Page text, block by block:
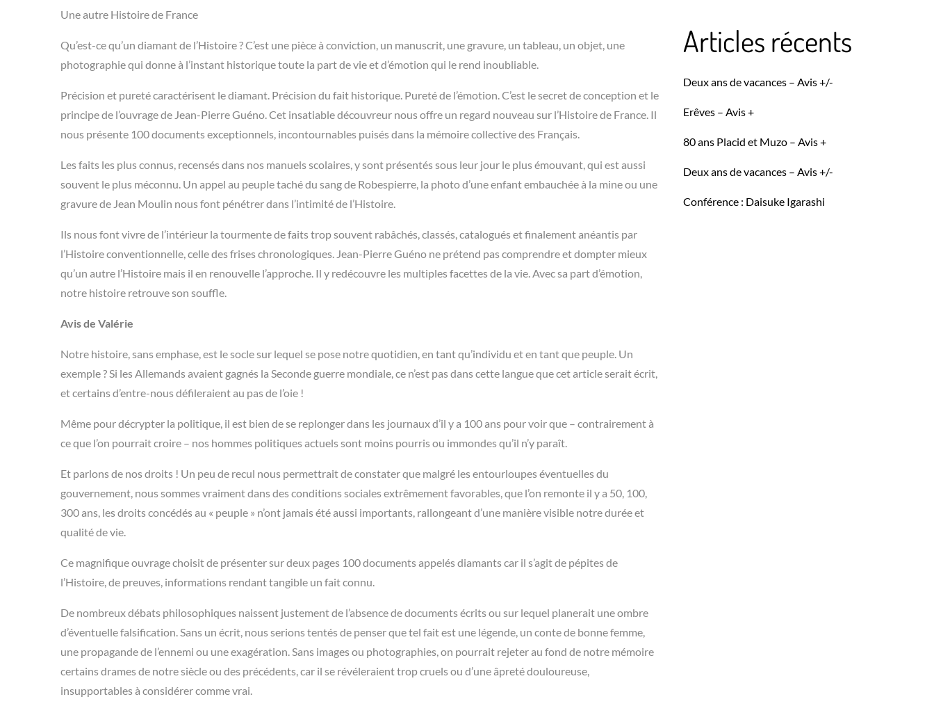
Une autre Histoire de France
Qu’est-ce qu’un diamant de l’Histoire ? C’est une pièce à conviction, un manuscrit, une gravure, un tableau, un objet, une
photographie qui donne à l’instant historique toute la part de vie et d’émotion qui le rend inoubliable.
Précision et pureté caractérisent le diamant. Précision du fait historique. Pureté de l’émotion. C’est le secret de conception et le
principe de l’ouvrage de Jean-Pierre Guéno. Cet insatiable découvreur nous offre un regard nouveau sur l’Histoire de France. Il
nous présente 100 documents exceptionnels, incontournables puisés dans la mémoire collective des Français.
Les faits les plus connus, recensés dans nos manuels scolaires, y sont présentés sous leur jour le plus émouvant, qui est aussi
souvent le plus méconnu. Un appel au peuple taché du sang de Robespierre, la photo d’une enfant embauchée à la mine ou une
gravure de Jean Moulin nous font pénétrer dans l’intimité de l’Histoire.
Ils nous font vivre de l’intérieur la tourmente de faits trop souvent rabâchés, classés, catalogués et finalement anéantis par
l’Histoire conventionnelle, celle des frises chronologiques. Jean-Pierre Guéno ne prétend pas comprendre et dompter mieux
qu’un autre l’Histoire mais il en renouvelle l’approche. Il y redécouvre les multiples facettes de la vie. Avec sa part d’émotion,
notre histoire retrouve son souffle.
Avis de Valérie
Notre histoire, sans emphase, est le socle sur lequel se pose notre quotidien, en tant qu’individu et en tant que peuple. Un
exemple ? Si les Allemands avaient gagnés la Seconde guerre mondiale, ce n’est pas dans cette langue que cet article serait écrit,
et certains d’entre-nous défileraient au pas de l’oie !
Même pour décrypter la politique, il est bien de se replonger dans les journaux d’il y a 100 ans pour voir que – contrairement à
ce que l’on pourrait croire – nos hommes politiques actuels sont moins pourris ou immondes qu’il n’y paraît.
Et parlons de nos droits ! Un peu de recul nous permettrait de constater que malgré les entourloupes éventuelles du
gouvernement, nous sommes vraiment dans des conditions sociales extrêmement favorables, que l’on remonte il y a 50, 100,
300 ans, les droits concédés au « peuple » n’ont jamais été aussi importants, rallongeant d’une manière visible notre durée et
qualité de vie.
Ce magnifique ouvrage choisit de présenter sur deux pages 100 documents appelés diamants car il s’agit de pépites de
l’Histoire, de preuves, informations rendant tangible un fait connu.
De nombreux débats philosophiques naissent justement de l’absence de documents écrits ou sur lequel planerait une ombre
d’éventuelle falsification. Sans un écrit, nous serions tentés de penser que tel fait est une légende, un conte de bonne femme,
une propagande de l’ennemi ou une exagération. Sans images ou photographies, on pourrait rejeter au fond de notre mémoire
certains drames de notre siècle ou des précédents, car il se révéleraient trop cruels ou d’une âpreté douloureuse,
insupportables à considérer comme vrai.
Articles récents
Deux ans de vacances – Avis +/-
Erêves – Avis +
80 ans Placid et Muzo – Avis +
Deux ans de vacances – Avis +/-
Conférence : Daisuke Igarashi